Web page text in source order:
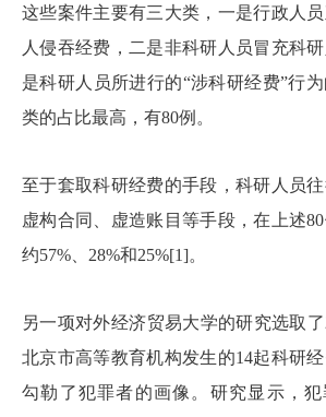
这些案件主要有三大类，一是行政人
人侵吞经费，二是非科研人员冒充科
是科研人员所进行的“涉科研经费”行
类的占比最高，有80例。
至于套取科研经费的手段，科研人员往
虚构合同、虚造账目等手段，在上述
约57%、28%和25%[1]。
另一项对外经济贸易大学的研究选取了
北京市高等教育机构发生的14起科研
勾勒了犯罪者的画像。研究显示，犯